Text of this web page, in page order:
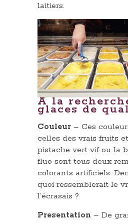
laitiers.
A la
glaces de
Couleur – Ces
celles des vrais fruits
pistache vert vif ou la
fluo sont tous deux
colorants artificiels.
quoi ressemblerait le
l’écrasais ?
Presentation – De